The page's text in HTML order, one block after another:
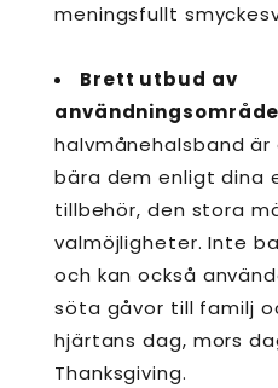
meningsfullt
Brett utbud av
halvmånehalsband är
bära dem enligt dina
tillbehör, den stora
valmöjligheter. Inte
och kan också
söta gåvor till familj
hjärtans dag, mors
Thanksgiving.